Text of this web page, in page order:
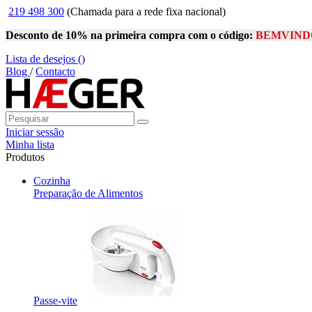
219 498 300 (Chamada para a rede fixa nacional)
Desconto de 10% na primeira compra com o código:
Lista de desejos ()
Blog /Contacto
Iniciar sessão
Minha lista
Produtos
Cozinha
Preparação de Alimentos
Passe-vite